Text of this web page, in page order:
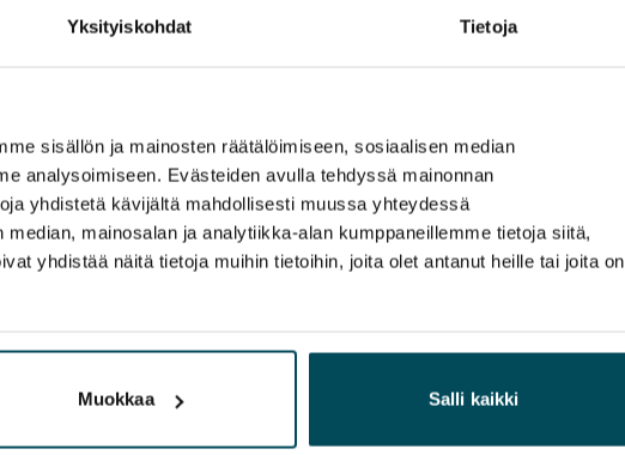
Yksityiskohdat Tietoja
sisällön ja mainosten räätälöimiseen, sosiaalisen median
analysoimiseen. Evästeiden avulla tehdyssä mainonnan
yhdistetä kävijältä mahdollisesti muussa yhteydessä
mainosalan ja analytiikka-alan kumppaneillemme tietoja siitä,
yhdistää näitä tietoja muihin tietoihin, joita olet antanut heille tai joita on
Muokkaa Salli kaikki
Voit
ottamalla